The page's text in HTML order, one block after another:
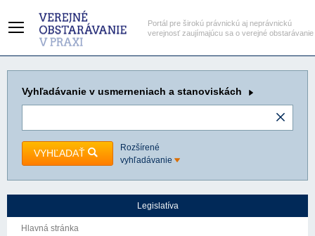
Portál pre širokú právnickú aj neprávnickú
verejnosť zaujímajúcu sa o verejné obstarávanie
Vyhľadávanie v usmerneniach a stanoviskách
VYHĽADAŤ
Rozšírené
vyhľadávanie
Legislatíva
Hlavná stránka